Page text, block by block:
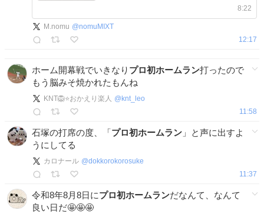
8/9(日) 🆚 東北楽天ゴールデンイーグ
ルス ▼チケット購入はこちら▼
8:22
М.nomu @nomuMIXT
12:17
ホーム開幕戦でいきなり プロ初ホームラン打ったので
もう脳みそ焼かれたもんね
KNT🦁⭐️おかえり楽人 @ knt_leo
11:58
石塚の打席の度、「プロ初ホームラン 」と声に出すよ
うにしてる
カロナール @dokkorokorosuke
11:37
令和8年8月8日にプロ初ホームランだなんて、なんて
良い日だ🤩🤩🤩